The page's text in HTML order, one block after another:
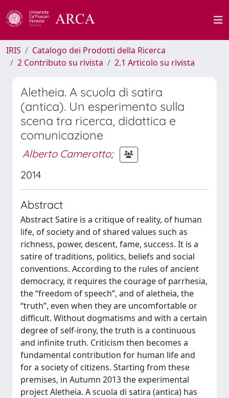
IRIS
Catalogo dei Prodotti della Ricerca
2 Contributo su rivista
2.1 Articolo su rivista
Aletheia. A scuola di satira
(antica). Un esperimento sulla
scena tra ricerca, didattica e
comunicazione
Alberto Camerotto;
2014
Abstract
Abstract Satire is a critique of reality, of human
life, of society and of shared values such as
richness, power, descent, fame, success. It is a
satire of traditions, politics, beliefs and social
conventions. According to the rules of ancient
democracy, it requires the courage of parrhesia,
the “freedom of speech”, and of aletheia, the
“truth”, even when they are uncomfortable or
difficult. Without dogmatisms and with a certain
degree of self-irony, the truth is a continuous
and infinite truth. Criticism then becomes a
fundamental contribution for human life and
for a society of citizens. Starting from these
premises, in Autumn 2013 the experimental
project Aletheia. A scuola di satira (antica) has